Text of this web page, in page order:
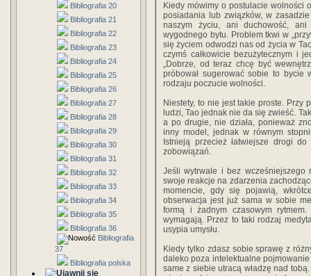
Bibliografia 20
Bibliografia 21
Bibliografia 22
Bibliografia 23
Bibliografia 24
Bibliografia 25
Bibliografia 26
Bibliografia 27
Bibliografia 28
Bibliografia 29
Bibliografia 30
Bibliografia 31
Bibliografia 32
Bibliografia 33
Bibliografia 34
Bibliografia 35
Bibliografia 36
Bibliografia
37
Bibliografia polska
Kiedy mówimy o postulacie wolności
posiadania lub związków, w
naszym życiu, ani duchowość,
wygodnego bytu. Problem tkwi w
się życiem odwodzi nas od życia w
czymś całkowicie bezużytecznym i
„Dobrze, od teraz chcę być
próbował sugerować sobie to bycie
rodzaju poczucie wolności.
Niestety, to nie jest takie proste. Przy
ludzi, Tao jednak nie da się zwieść.
a po drugie, nie działa, ponieważ
inny model, jednak w równym
Istnieją przecież łatwiejsze drogi
zobowiązań.
Jeśli wytrwale i bez wcześniejszego
swoje reakcje na zdarzenia
momencie, gdy się pojawią,
obserwacja jest już sama w sobie
formą i żadnym czasowym
wymagają. Przez to taki rodzaj
usypia umysłu.
Kiedy tylko zdasz sobie sprawę z
daleko poza intelektualne
same z siebie utracą władzę nad